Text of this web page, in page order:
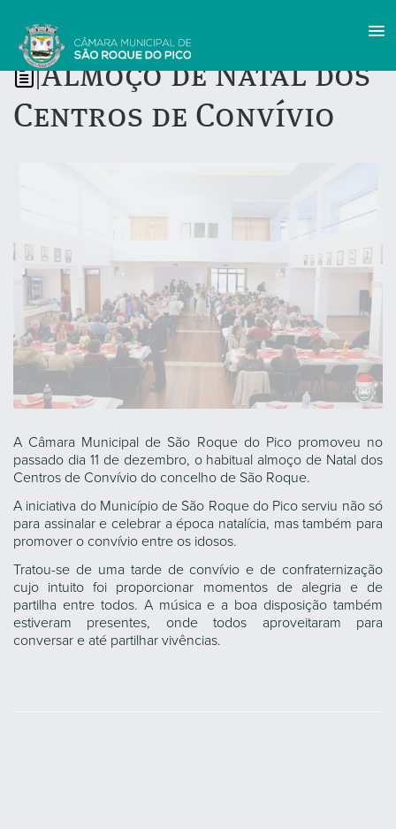
Almoço de Natal dos
Centros de Convívio
A Câmara Municipal de São Roque do Pico promoveu no
passado dia 11 de dezembro, o habitual almoço de Natal dos
Centros de Convívio do concelho de São Roque.
A iniciativa do Município de São Roque do Pico serviu não só
para assinalar e celebrar a época natalícia, mas também para
promover o convívio entre os idosos.
Tratou-se de uma tarde de convívio e de confraternização
cujo intuito foi proporcionar momentos de alegria e de
partilha entre todos. A música e a boa disposição também
estiveram presentes, onde todos aproveitaram para
conversar e até partilhar vivências.